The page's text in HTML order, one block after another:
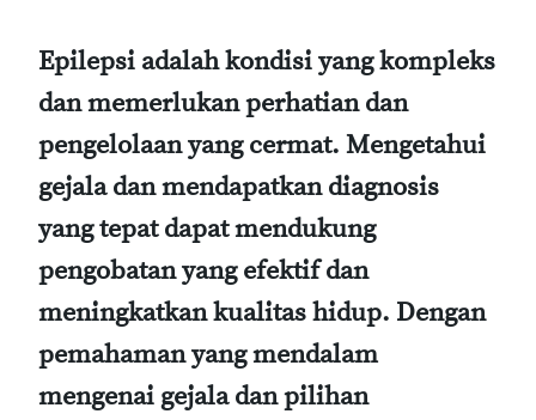
Epilepsi adalah kondisi yang kompleks
dan memerlukan perhatian dan
pengelolaan yang cermat. Mengetahui
gejala dan mendapatkan diagnosis
yang tepat dapat mendukung
pengobatan yang efektif dan
meningkatkan kualitas hidup. Dengan
pemahaman yang mendalam
mengenai gejala dan pilihan